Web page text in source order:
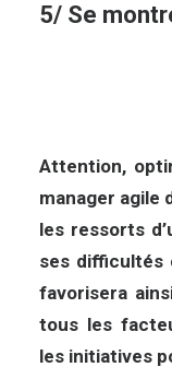
5/ Se
Attention,
manager agile
les ressorts
ses difficultés
favorisera
tous les
les initiatives